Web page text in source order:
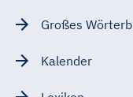
Großes
Kalender